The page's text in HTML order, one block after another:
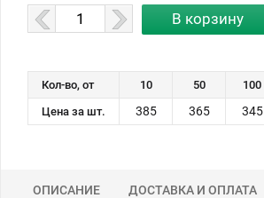
Кол-во, от 10 50
100
Цена за шт.
385 365 345
ОПИСАНИЕ ДОСТАВКА И ОПЛАТА